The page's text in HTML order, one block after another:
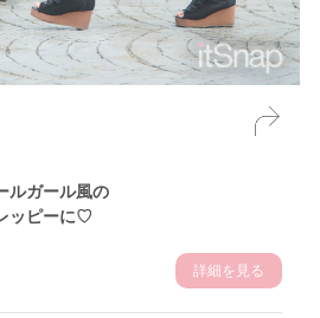
ルガール風の
ッピーに♡
詳細を見る